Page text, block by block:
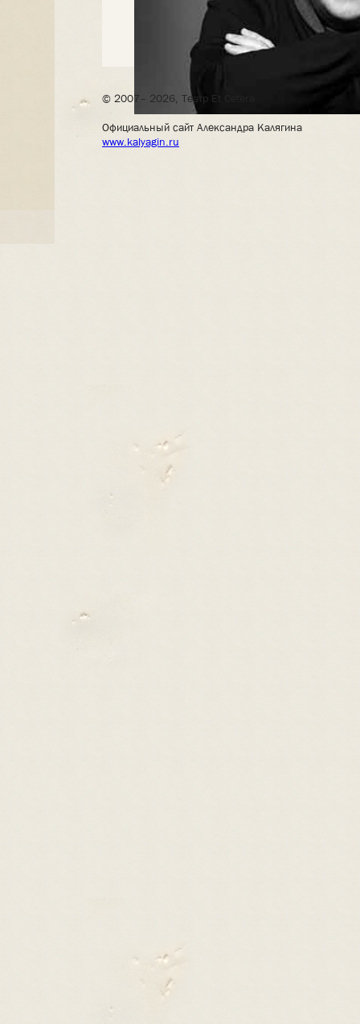
© 2007– 2026, Театр Et Cetera
Официальный сайт Александра Калягина
www.kalyagin.ru